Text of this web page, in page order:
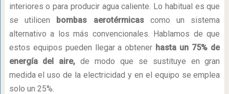
interiores o para producir agua caliente. Lo habitual es que
se utilicen bombas aerotérmicas como un sistema
alternativo a los más convencionales. Hablamos de que
estos equipos pueden llegar a obtener hasta un 75% de
energía del aire,de modo que se sustituye en gran
medida el uso de la electricidad y en el equipo se emplea
solo un 25%.